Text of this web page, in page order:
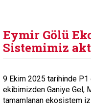
Eymir Gölü
Sistemimiz
9 Ekim 2025 tarihinde P1
ekibimizden Ganiye Gel,
tamamlanan ekosistem